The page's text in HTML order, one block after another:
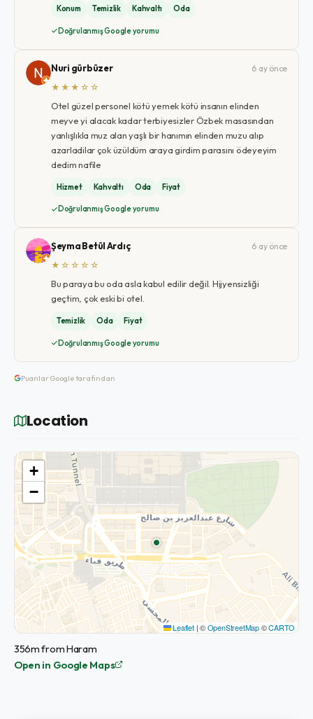
Konum Temizlik Kahvaltı Oda
Doğrulanmış Google yorumu
Nuri gürbüzer
6 ay önce
★★★☆☆
Otel güzel personel kötü yemek kötü insanın elinden
meyve yi alacak kadar terbiyesizler Özbek masasından
yanlışlıkla muz alan yaşlı bir hanımın elinden muzu alıp
azarladilar çok üzüldüm araya girdim parasını ödeyeyim
dedim nafile
Hizmet Kahvaltı Oda Fiyat
Doğrulanmış Google yorumu
Şeyma Betül Ardıç
6 ay önce
★☆☆☆☆
Bu paraya bu oda asla kabul edilir değil. Hijyensizliği
geçtim, çok eski bi otel.
Temizlik Oda Fiyat
Doğrulanmış Google yorumu
Puanlar Google tarafından
Location
+
−
Leaflet |©OpenStreetMap©CARTO
356m from Haram
Open in Google Maps